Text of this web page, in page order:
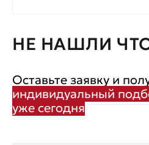
НЕ НАШЛИ
Оставьте заявку и
индивидуальный
уже сегодня